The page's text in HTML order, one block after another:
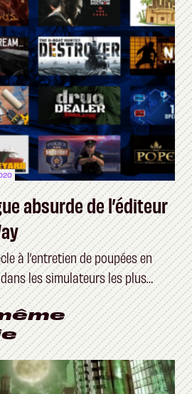
absurde de l’éditeur
à l’entretien de poupées en
les simulateurs les plus